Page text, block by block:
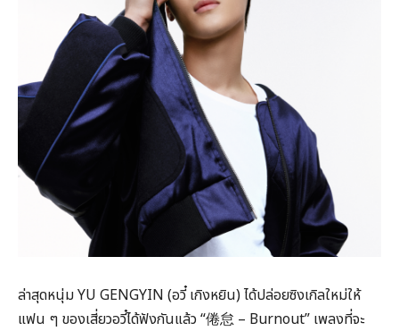
ล่าสุดหนุ่ม YU GENGYIN (อวี๋ เกิงหยิน) ได้ปล่อยซิงเกิลใหม่ให้
แฟน ๆ ของเสี่ยวอวี๋ได้ฟังกันแล้ว “倦怠 – Burnout” เพลงที่จะ